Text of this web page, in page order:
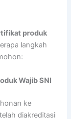
produk
langkah
Wajib SNI
ke
diakreditasi